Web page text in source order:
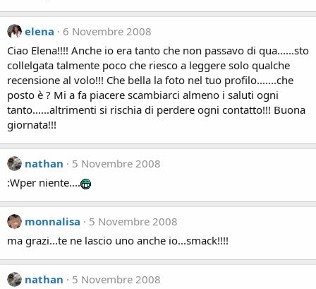
elena
6 Novembre 2008
Ciao Elena!!!! Anche io era tanto che non passavo di qua......sto
collelgata talmente poco che riesco a leggere solo qualche
recensione al volo!!! Che bella la foto nel tuo profilo.......che
posto è ? Mi a fa piacere scambiarci almeno i saluti ogni
tanto......altrimenti si rischia di perdere ogni contatto!!! Buona
giornata!!!
nathan
5 Novembre 2008
:Wper niente....
monnalisa
5 Novembre 2008
ma grazi...te ne lascio uno anche io...smack!!!!
nathan
5 Novembre 2008